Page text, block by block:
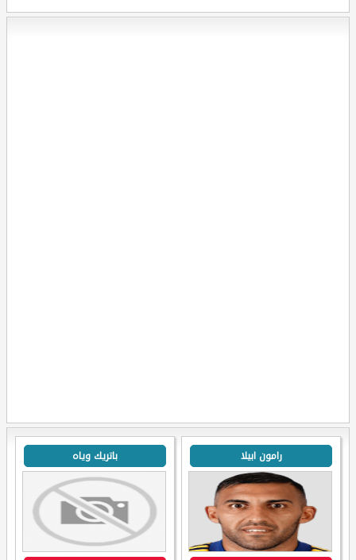
رامون ابيلا باتريك وياه